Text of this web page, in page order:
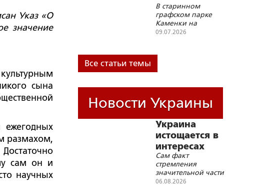
Указ «О
значение
сына
размахом,
сам он и
научных
В старинном
графском парке
Каменки на
Черкасщине сбили
09.07.2026
Все статьи темы
Новости Украины
Украина
истощается в
интересах
Запада
Сам факт
стремления
значительной части
украинских
06.08.2026